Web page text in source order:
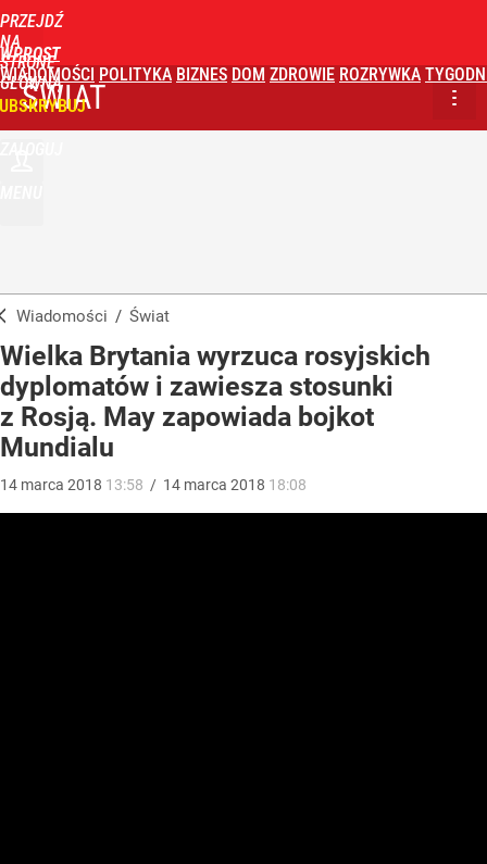
PRZEJDŹ
NA
STRONĘ
GŁÓWNĄ
WPROST
WIADOMOŚCI POLITYKA BIZNES DOM ZDROWIE ROZRYWKA
ŚWIAT
Wiadomości / Świat
Wielka Brytania wyrzuca rosyjskich
dyplomatów i zawiesza stosunki
z Rosją. May zapowiada bojkot
Mundialu
14 marca 2018 13:58 / 14 marca 2018 18:08